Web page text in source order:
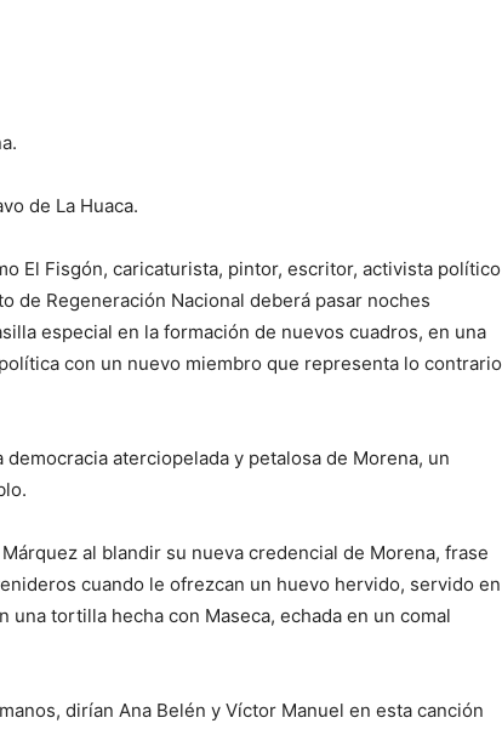
de La Huaca.
El Fisgón, caricaturista, pintor, escritor, activista político
de Regeneración Nacional deberá pasar noches
especial en la formación de nuevos cuadros, en una
con un nuevo miembro que representa lo contrario
aterciopelada y petalosa de Morena, un
al blandir su nueva credencial de Morena, frase
cuando le ofrezcan un huevo hervido, servido en
una tortilla hecha con Maseca, echada en un comal
dirían Ana Belén y Víctor Manuel en esta canción